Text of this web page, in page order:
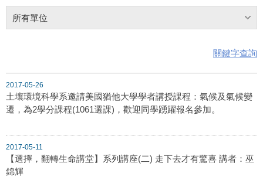
所有單位
關鍵字查詢
2017-05-26
土壤環境科學系邀請美國猶他大學學者講授課程：氣候及氣候變
遷，為2學分課程(1061選課)，歡迎同學踴躍報名參加。
2017-05-11
【選擇，翻轉生命講堂】系列講座(二) 走下去才有驚喜 講者：巫
錦輝